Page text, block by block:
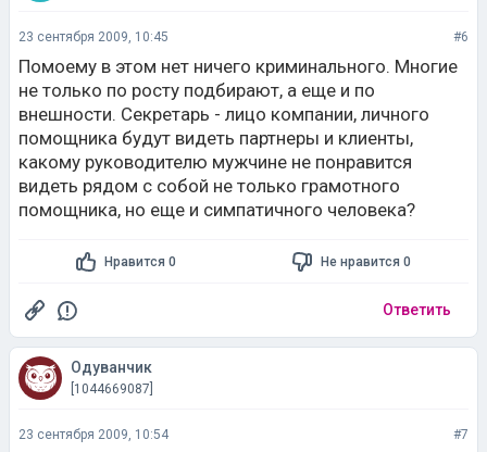
23 сентября 2009, 10:45 #6
Помоему в этом нет ничего криминального. Многие
не только по росту подбирают, а еще и по
внешности. Секретарь - лицо компании, личного
помощника будут видеть партнеры и клиенты,
какому руководителю мужчине не понравится
видеть рядом с собой не только грамотного
помощника, но еще и симпатичного человека?
Нравится 0 Не нравится 0
Ответить
Одуванчик
[1044669087]
23 сентября 2009, 10:54 #7